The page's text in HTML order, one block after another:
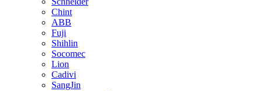
Chint
ABB
Fuji
Shihlin
Socomec
Lion
Cadivi
SangJin